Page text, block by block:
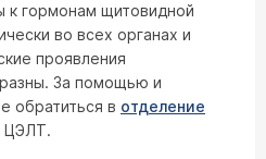
к гормонам щитовидной
во всех органах и
проявления
За помощью и
обратиться в отделение
ЦЭЛТ.